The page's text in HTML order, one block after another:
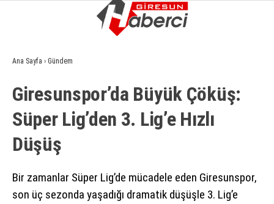
GÜNDEM
EKONOMI
SIYASET
ASAYIŞ
SPOR
Ana Sayfa › Gündem
Giresunspor’da Büyük Çöküş:
Süper Lig’den 3. Lig’e Hızlı
Düşüş
Bir zamanlar Süper Lig’de mücadele eden Giresunspor,
son üç sezonda yaşadığı dramatik düşüşle 3. Lig’e